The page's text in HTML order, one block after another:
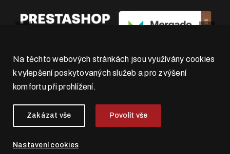
© 2026 . 4WORKS Solutions
Na těchto webových stránkách jsou využívány cookies
k vylepšení poskytovaných služeb a pro zvýšení
komfortu při prohlížení.
Nastavení cookies
Zakázat vše Povolit vše